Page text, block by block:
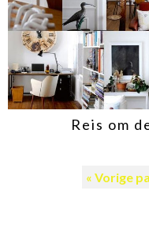
Reis om
« Vorige